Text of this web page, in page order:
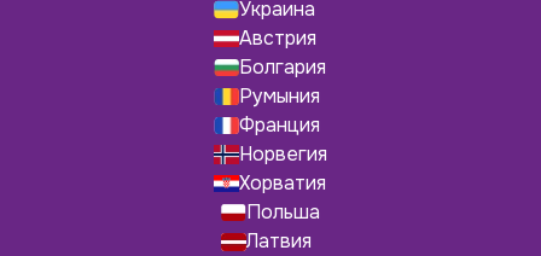
Украина
Австрия
Болгария
Румыния
Франция
Норвегия
Хорватия
Польша
Латвия